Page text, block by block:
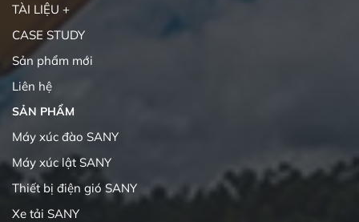
TÀI LIỆU +
CASE STUDY
Sản phẩm mới
Liên hệ
SẢN PHẨM
Máy xúc đào SANY
Máy xúc lật SANY
Thiết bị điện gió SANY
Xe tải SANY